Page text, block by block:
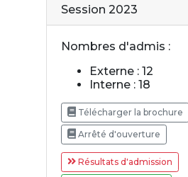
Session 2023
Nombres d'admis :
Externe : 12
Interne : 18
Télécharger la brochure
Arrêté d'ouverture
Résultats d'admission